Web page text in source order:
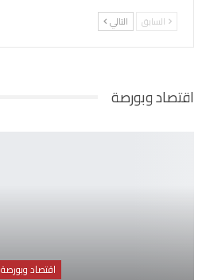
السابق التالي
اقتصاد وبورصة
اقتصاد وبورصة